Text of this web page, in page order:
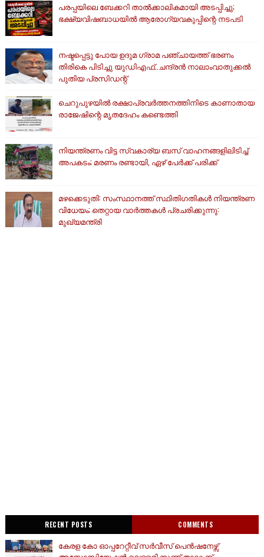
പരപ്പയിലെ ബേക്കറി താൽക്കാലികമായി അടപ്പിച്ചു;
ഭക്ഷ്യവിഷബാധയിൽ ആരോഗ്യവകുപ്പിന്റെ നടപടി
നഷ്ടപ്പെട്ടു പോയ ഉദുമ ഗ്രാമ പഞ്ചായത്ത് ഭരണം
തിരികെ പിടിച്ചു യുഡിഎഫ്..ചന്ദ്രൻ നാലാംവാതുക്കൽ
പുതിയ പ്രസിഡന്റ്
ചെറുപുഴയിൽ രക്ഷാപ്രവർത്തനത്തിനിടെ കാണാതായ
രാജേഷിന്റെ മൃതദേഹം കണ്ടെത്തി
നിയന്ത്രണം വിട്ട സ്വകാര്യ ബസ് വാഹനങ്ങളിലിടിച്ച്
അപകടം; മരണം രണ്ടായി, ഏഴ് പേർക്ക് പരിക്ക്
മഴക്കെടുതി: സംസ്ഥാനത്ത് സ്ഥിതിഗതികള്‍ നിയന്ത്രണ
വിധേയം; തെറ്റായ വാര്‍ത്തകള്‍ പ്രചരിക്കുന്നു:
മുഖ്യമന്ത്രി
RECENT POSTS COMMENTS
കേരള കോ ഓപ്പറേറ്റീവ് സർവീസ് പെൻഷനേഴ്സ്